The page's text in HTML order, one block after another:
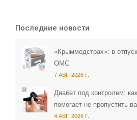
Последние новости
«Крыммедстрах»: в
ОМС
7 АВГ. 2026 Г.
Диабет под контролем:
помогает не пропустить
4 АВГ. 2026 Г.